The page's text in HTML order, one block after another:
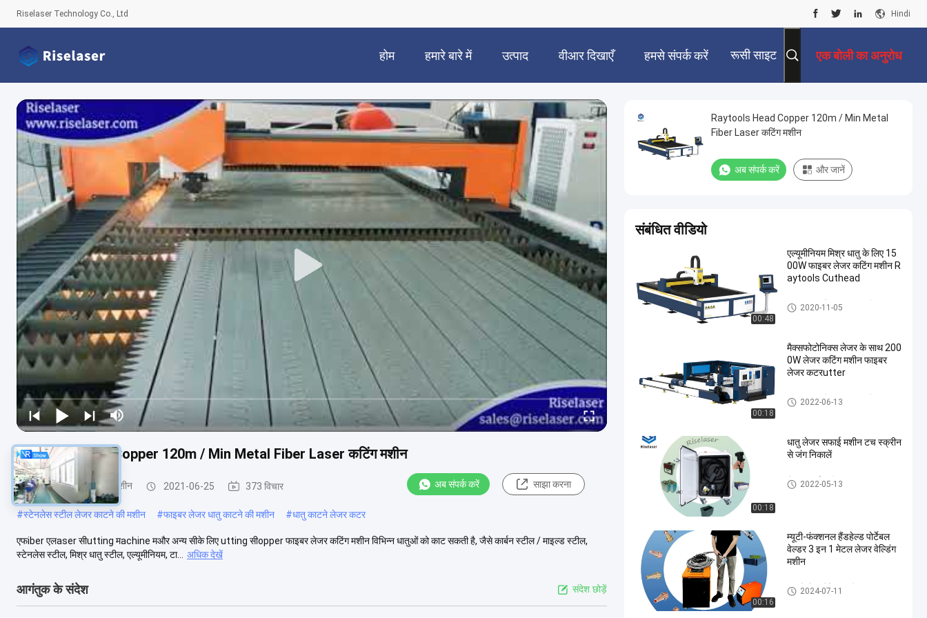
Riselaser Technology Co., Ltd Hindi
होम हमारे बारे में उत्पाद वीआर दिखाएँ हमसे संपर्क करें रूसी साइट एक बोली का अनुरोध
Raytools Head Copper 120m / Min Metal Fiber Laser कटिंग मशीन
धातु फाइबर लेजर काटना मशीन 2021-06-25 373 विचार अब संपर्क करें साझा करना
#स्टेनलेस स्टील लेजर काटने की मशीन #फाइबर लेजर धातु काटने की मशीन #धातु काटने लेजर कटर
एफiber एलaser सीutting मachine मऔर अन्य सीके लिए utting सीopper फाइबर लेजर कटिंग मशीन विभिन्न धातुओं को काट सकती है, जैसे कार्बन स्टील / माइल्ड स्टील,
स्टेनलेस स्टील, मिश्र धातु स्टील, एल्यूमीनियम, टा...
अधिक देखें
आगंतुक के संदेश संदेश छोड़ें
Raytools Head Copper 120m / Min Metal
Fiber Laser कटिंग मशीन
अब संपर्क करें और जानें
संबंधित वीडियो
00:48
एल्यूमीनियम मिश्र धातु के लिए 15
00W फाइबर लेजर कटिंग मशीन R
aytools Cuthead
धातु फाइबर लेजर काटना मशीन
2020-11-05
00:18
मैक्सफोटोनिक्स लेजर के साथ 200
0W लेजर कटिंग मशीन फाइबर
लेजर कटरutter
धातु फाइबर लेजर काटना मशीन
2022-06-13
00:18
धातु लेजर सफाई मशीन टच स्क्रीन
से जंग निकालें
लेजर सफाई मशीन
2022-05-13
00:16
म्यूटी-फंक्शनल हैंडहेल्ड पोर्टेबल
वेल्डर 3 इन 1 मेटल लेजर वेल्डिंग
मशीन
हाथ में लेजर वेल्डिंग मशीन
2024-07-11